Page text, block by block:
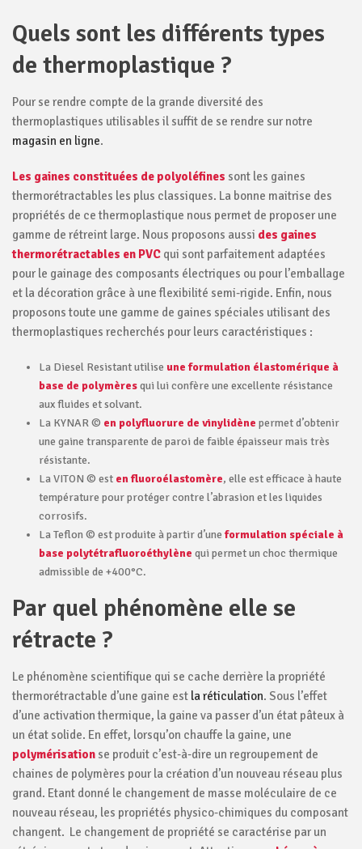
Quels sont les différents types
de thermoplastique ?
Pour se rendre compte de la grande diversité des
thermoplastiques utilisables il suffit de se rendre sur notre
magasin en ligne.
Les gaines constituées de polyoléfines sont les gaines
thermorétractables les plus classiques. La bonne maitrise des
propriétés de ce thermoplastique nous permet de proposer une
gamme de rétreint large. Nous proposons aussi des gaines
thermorétractables en PVC qui sont parfaitement adaptées
pour le gainage des composants électriques ou pour l’emballage
et la décoration grâce à une flexibilité semi-rigide. Enfin, nous
proposons toute une gamme de gaines spéciales utilisant des
thermoplastiques recherchés pour leurs caractéristiques :
La Diesel Resistant utilise une formulation élastomérique à
base de polymèresqui lui confère une excellente résistance
aux fluides et solvant.
La KYNAR © en polyfluorure de vinylidène permet d’obtenir
une gaine transparente de paroi de faible épaisseur mais très
résistante.
La VITON © est en fluoroélastomère, elle est efficace à haute
température pour protéger contre l’abrasion et les liquides
corrosifs.
La Teflon © est produite à partir d’une formulation spéciale à
base polytétrafluoroéthylène qui permet un choc thermique
admissible de +400°C.
Par quel phénomène elle se
rétracte ?
Le phénomène scientifique qui se cache derrière la propriété
thermorétractable d’une gaine est la réticulation. Sous l’effet
d’une activation thermique, la gaine va passer d’un état pâteux à
un état solide. En effet, lorsqu’on chauffe la gaine, une
polymérisation se produit c’est-à-dire un regroupement de
chaines de polymères pour la création d’un nouveau réseau plus
grand. Etant donné le changement de masse moléculaire de ce
nouveau réseau, les propriétés physico-chimiques du composant
changent. Le changement de propriété se caractérise par un